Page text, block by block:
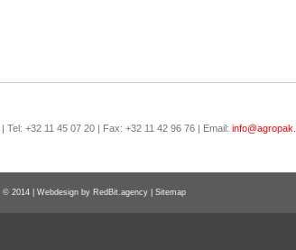
Tel: +32 11 45 07 20 | Fax: +32 11 42 96 76 | Email:
© 2014 | Webdesign by RedBit.agency| Sitemap